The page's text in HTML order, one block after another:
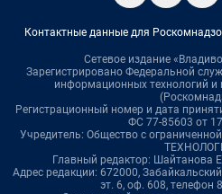
Контактные данные для
Сетевое издание
Зарегистрировано Федеральной
информационных технологий
Регистрационный номер и дата
ФС 77-85603 от
Учредитель: Общество с
Главный редактор: Шайтанова
Адрес редакции: 672000,
эт. 6, оф. 608, телефон